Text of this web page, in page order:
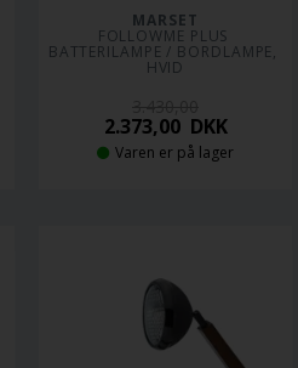
MARSET
FOLLOWME PLUS
BATTERILAMPE / BORDLAMPE,
HVID
2.373,00DKK
Varen er på lager